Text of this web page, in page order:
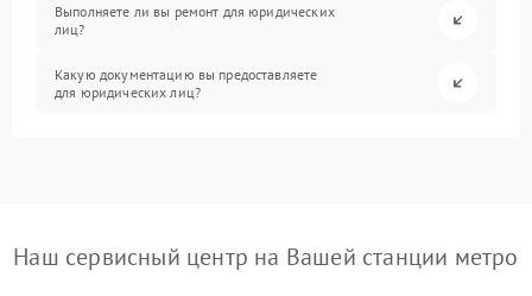
Выполняете ли вы ремонт для юридических
лиц?
Какую документацию вы предоставляете
для юридических лиц?
Наш сервисный центр на Вашей станции метро